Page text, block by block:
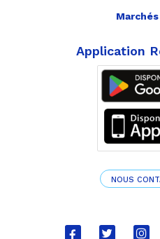
Application
NOUS